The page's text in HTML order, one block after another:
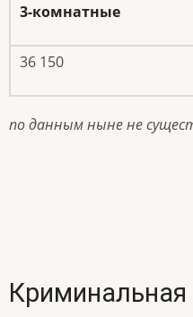
3-комнатные
36 150
по данным ныне не
Криминальная